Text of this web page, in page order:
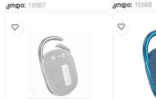
კოდი: 15568
კოდი: 15567